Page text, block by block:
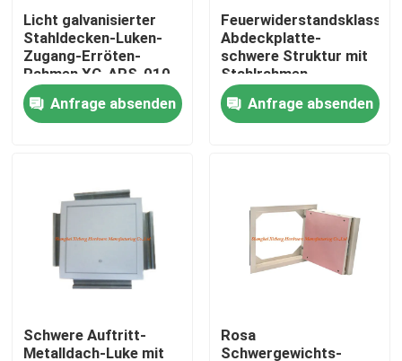
Fabrik-Ausflug
Qualitätskontrolle
Treten Sie mit uns in Verbindung
Aluminiumabdeckplatte
Stahlabdeckplatte
Trockenmauerzusätze
Licht galvanisierter
Stahldecken-Luken-
Zugang-Erröten-
Rahmen XC-APS-010
Anfrage absenden
Feuerwiderstandsklasse-
Abdeckplatte-
schwere Struktur mit
Stahlrahmen-
Gipskarton
Anfrage absenden
Schwere Auftritt-
Metalldach-Luke mit
Rosa
Schwergewichts-